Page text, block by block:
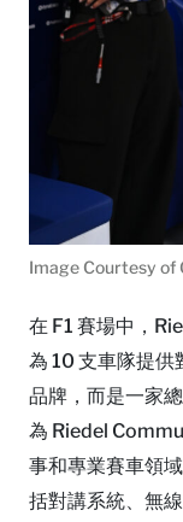
Image Courtesy of
在 F1 賽場中，
為 10 支車隊提
品牌，而是一家
為 Riedel
事和專業賽車領
括對講系統、無